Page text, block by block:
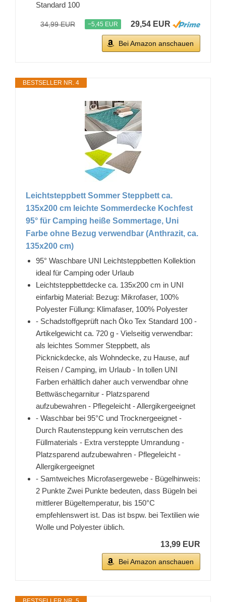
Standard 100
34,99 EUR −5,45 EUR 29,54 EUR
Bei Amazon anschauen
BESTSELLER NR. 4
Leichtsteppbett Sommer Steppbett ca.
135x200 cm leichte Sommerdecke Kochfest
95° für Camping heiße Sommertage, Uni
Farbe ohne Bezug verwendbar (Anthrazit, ca.
135x200 cm)
95° Waschbare UNI Leichtsteppbetten Kollektion
ideal für Camping oder Urlaub
Leichtsteppbettdecke ca. 135x200 cm in UNI
einfarbig Material: Bezug: Mikrofaser, 100%
Polyester Füllung: Klimafaser, 100% Polyester
- Schadstoffgeprüft nach Öko Tex Standard 100 -
Artikelgewicht ca. 720 g - Vielseitig verwendbar:
als leichtes Sommer Steppbett, als
Picknickdecke, als Wohndecke, zu Hause, auf
Reisen / Camping, im Urlaub - In tollen UNI
Farben erhältlich daher auch verwendbar ohne
Bettwäschegarnitur - Platzsparend
aufzubewahren - Pflegeleicht - Allergikergeeignet
- Waschbar bei 95°C und Trocknergeeignet -
Durch Rautensteppung kein verrutschen des
Füllmaterials - Extra versteppte Umrandung -
Platzsparend aufzubewahren - Pflegeleicht -
Allergikergeeignet
- Samtweiches Microfasergewebe - Bügelhinweis:
2 Punkte Zwei Punkte bedeuten, dass Bügeln bei
mittlerer Bügeltemperatur, bis 150°C
empfehlenswert ist. Das ist bspw. bei Textilien wie
Wolle und Polyester üblich.
13,99 EUR
Bei Amazon anschauen